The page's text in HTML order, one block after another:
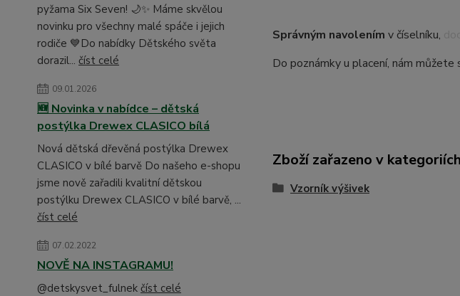
pyžama Six Seven! 🌙✨ Máme skvělou
novinku pro všechny malé spáče i jejich
rodiče 💙Do nabídky Dětského světa
dorazil... číst celé
09.01.2026
🆕 Novinka v nabídce – dětská
postýlka Drewex CLASICO bílá
Nová dětská dřevěná postýlka Drewex
CLASICO v bílé barvě Do našeho e-shopu
jsme nově zařadili kvalitní dětskou
postýlku Drewex CLASICO v bílé barvě, ...
číst celé
07.02.2022
NOVĚ NA INSTAGRAMU!
@detskysvet_fulnek číst celé
Správným navolením v číselníku,
Do poznámky u placení, nám
Zboží zařazeno v kategoriích
Vzorník výšivek